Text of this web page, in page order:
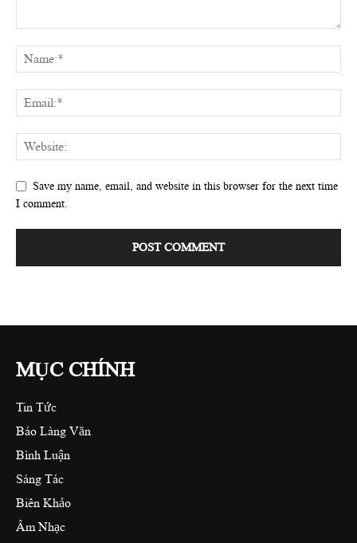
Save my name, email, and website in this browser for the next time
I comment.
MỤC CHÍNH
Tin Tức
Báo Làng Văn
Bình Luận
Sáng Tác
Biên Khảo
Âm Nhạc